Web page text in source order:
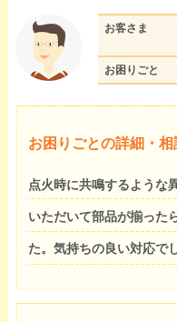
お客さま
お困りごと
お困りごとの詳細・
点火時に共鳴するような
いただいて部品が揃った
た。気持ちの良い対応で